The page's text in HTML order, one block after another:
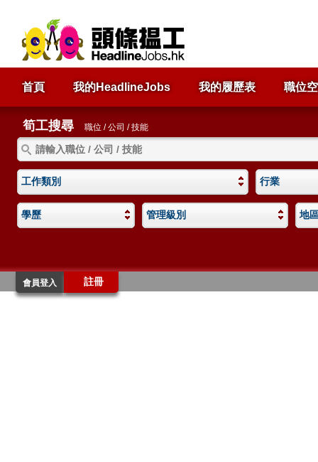
首頁 我的HeadlineJobs 我的履歷表 職位
筍工搜尋 職位 / 公司 / 技能
工作類別 行業
學歷 管理級別 地
會員登入 註冊